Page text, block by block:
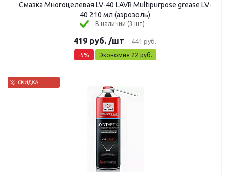
Смазка Многоцелевая LV-40 LAVR Multipurpose grease LV-
40 210 мл (аэрозоль)
В наличии (3 шт)
419 руб. /шт 441руб.
-5% Экономия 22 руб.